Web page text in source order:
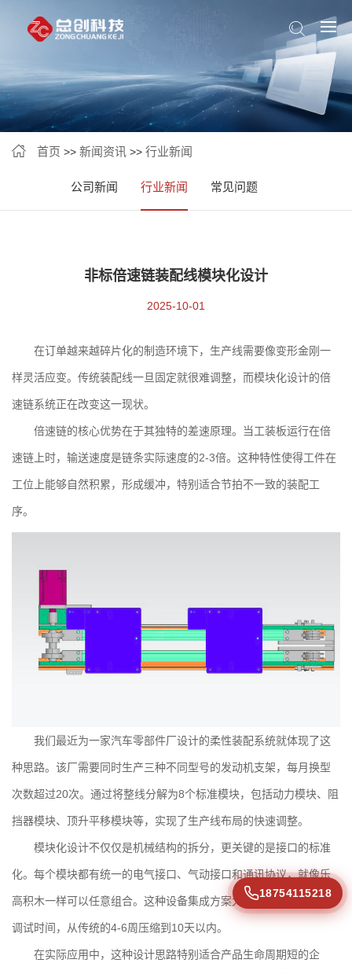
首页 >> 新闻资讯 >> 行业新闻
公司新闻 行业新闻 常见问题
非标倍速链装配线模块化设计
2025-10-01
在订单越来越碎片化的制造环境下，生产线需要像变形金刚一
样灵活应变。传统装配线一旦固定就很难调整，而模块化设计的倍
速链系统正在改变这一现状。
倍速链的核心优势在于其独特的差速原理。当工装板运行在倍
速链上时，输送速度是链条实际速度的2-3倍。这种特性使得工件在
工位上能够自然积累，形成缓冲，特别适合节拍不一致的装配工
序。
我们最近为一家汽车零部件厂设计的柔性装配系统就体现了这
种思路。该厂需要同时生产三种不同型号的发动机支架，每月换型
次数超过20次。通过将整线分解为8个标准模块，包括动力模块、阻
挡器模块、顶升平移模块等，实现了生产线布局的快速调整。
模块化设计不仅仅是机械结构的拆分，更关键的是接口的标准
化。每个模块都有统一的电气接口、气动接口和通讯协议，就像乐
高积木一样可以任意组合。这种设备集成方案大大缩短了现场安装
调试时间，从传统的4-6周压缩到10天以内。
在实际应用中，这种设计思路特别适合产品生命周期短的企
18754115218